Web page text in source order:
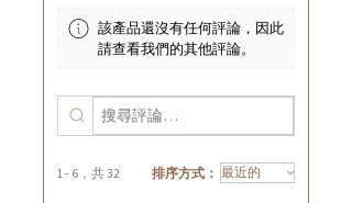
該產品還沒有任何評論，因此
請查看我們的其他評論。
1 - 6，共 32 排序方式：